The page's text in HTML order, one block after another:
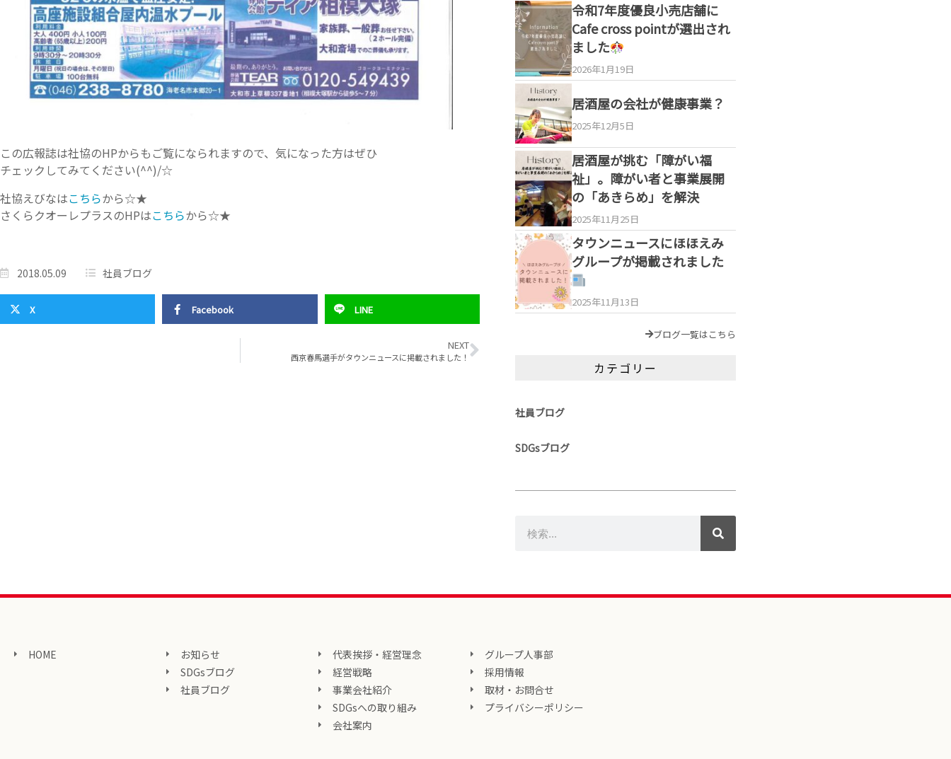
この広報誌は社協のHPからもご覧になられますので、気になった方はぜひ
チェックしてみてください(^^)/☆
社協えびなはこちらから☆★
さくらクオーレプラスのHPはこちらから☆★
2018.05.09 社員ブログ
X Facebook LINE
NEXT
西京春馬選手がタウンニュースに掲載されました！
令和7年度優良小売店舗に
Cafe cross pointが選出され
ました
2026年1月19日
居酒屋の会社が健康事業？
2025年12月5日
居酒屋が挑む「障がい福
祉」。障がい者と事業展開
の「あきらめ」を解決
2025年11月25日
タウンニュースにほほえみ
グループが掲載されました
2025年11月13日
ブログ一覧はこちら
カテゴリー
社員ブログ
SDGsブログ
HOME
お知らせ
SDGsブログ
社員ブログ
代表挨拶・経営理念
経営戦略
事業会社紹介
SDGsへの取り組み
会社案内
グループ人事部
採用情報
取材・お問合せ
プライバシーポリシー